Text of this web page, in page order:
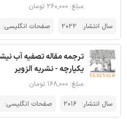
مبلغ: ۲۶۰,۰۰۰ تومان
سال انتشار: 2022 صفحات انگلیسی:
ترجمه مقاله تصفیه آب
یکپارچه - نشریه الزویر
مبلغ: ۱۶۸,۰۰۰ تومان
سال انتشار: 2016 صفحات انگلیسی: